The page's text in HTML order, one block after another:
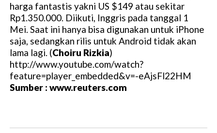
harga fantastis yakni US $149 atau sekitar
Rp1.350.000. Diikuti, Inggris pada tanggal 1
Mei. Saat ini hanya bisa digunakan untuk iPhone
saja, sedangkan rilis untuk Android tidak akan
lama lagi. (Choiru Rizkia)
http://www.youtube.com/watch?
feature=player_embedded&v=-eAjsFl22HM
Sumber : www.reuters.com